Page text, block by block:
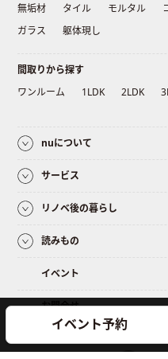
イベント予約
無垢材
タイル モルタル
ガラス
躯体現し
間取りから探す
ワンルーム
1LDK 2LDK
nuについて
サービス
リノベ後の暮らし
読みもの
イベント
お問合せ